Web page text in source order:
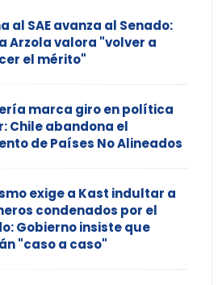
al SAE avanza al Senado:
Arzola valora "volver a
el mérito"
marca giro en política
Chile abandona el
de Países No Alineados
exige a Kast indultar a
condenados por el
Gobierno insiste que
"caso a caso"